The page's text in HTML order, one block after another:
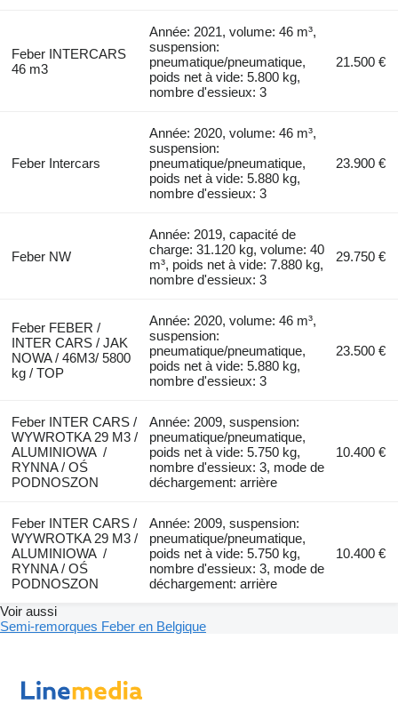
Feber INTERCARS
46 m3
Année: 2021, volume: 46 m³,
suspension:
pneumatique/pneumatique,
poids net à vide: 5.800 kg,
nombre d'essieux: 3
21.500 €
Feber Intercars
Année: 2020, volume: 46 m³,
suspension:
pneumatique/pneumatique,
poids net à vide: 5.880 kg,
nombre d'essieux: 3
23.900 €
Feber NW
Année: 2019, capacité de
charge: 31.120 kg, volume: 40
m³, poids net à vide: 7.880 kg,
nombre d'essieux: 3
29.750 €
Feber FEBER /
INTER CARS / JAK
NOWA / 46M3/ 5800
kg / TOP
Année: 2020, volume: 46 m³,
suspension:
pneumatique/pneumatique,
poids net à vide: 5.880 kg,
nombre d'essieux: 3
23.500 €
Feber INTER CARS /
WYWROTKA 29 M3 /
ALUMINIOWA /
RYNNA / OŚ
PODNOSZON
Année: 2009, suspension:
pneumatique/pneumatique,
poids net à vide: 5.750 kg,
nombre d'essieux: 3, mode de
déchargement: arrière
10.400 €
Feber INTER CARS /
WYWROTKA 29 M3 /
ALUMINIOWA /
RYNNA / OŚ
PODNOSZON
Année: 2009, suspension:
pneumatique/pneumatique,
poids net à vide: 5.750 kg,
nombre d'essieux: 3, mode de
déchargement: arrière
10.400 €
Voir aussi
Semi-remorques Feber en Belgique